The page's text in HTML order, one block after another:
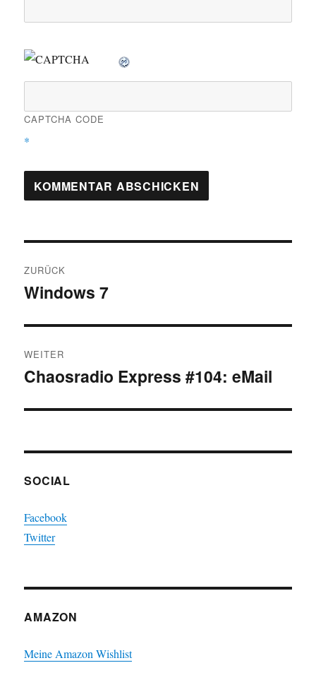
CAPTCHA CODE
*
ZURÜCK
Vorheriger
Windows 7
WEITER
Nächster
Chaosradio Express #104: eMail
SOCIAL
Facebook
Twitter
AMAZON
Meine Amazon Wishlist